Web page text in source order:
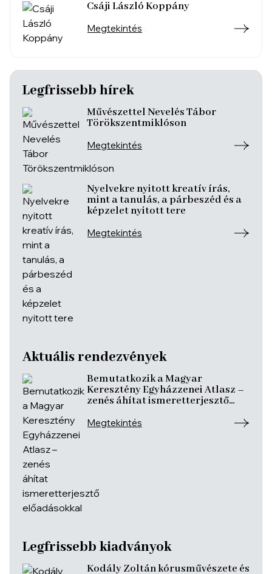
Csáji László Koppány
Megtekintés
Legfrissebb hírek
Művészettel Nevelés Tábor
Törökszentmiklóson
Megtekintés
Nyelvekre nyitott kreatív írás,
mint a tanulás, a párbeszéd és a
képzelet nyitott tere
Megtekintés
Aktuális rendezvények
Bemutatkozik a Magyar
Keresztény Egyházzenei Atlasz –
zenés áhítat ismeretterjesztő
Megtekintés
Legfrissebb kiadványok
Kodály Zoltán kórusművészete és